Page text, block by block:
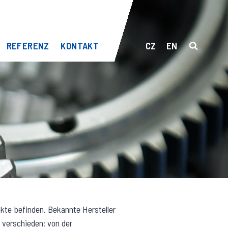
REFERENZ KONTAKT CZ EN
befinden. Bekannte Hersteller
von der